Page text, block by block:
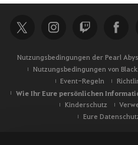
Nutzungsbedingungen der Pearl
Nutzungsbedingungen von
Event-Regeln
Wie Ihr Eure persönlichen
Kinderschutz
Eure